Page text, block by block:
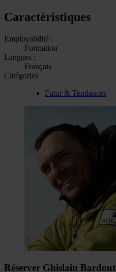
Caractéristiques
Employabilité :
Formation
Langues :
Français
Catégories
Futur & Tendances
Réserver Ghislain Bardout